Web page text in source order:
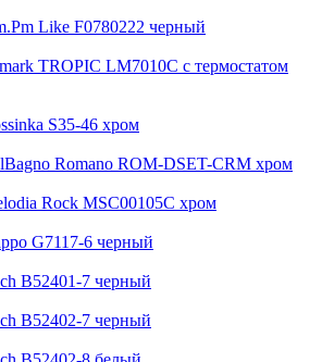
Like F0780222 черный
TROPIC LM7010C с термостатом
S35-46 хром
Romano ROM-DSET-CRM хром
Rock MSC00105С хром
G7117-6 черный
В52401-7 черный
В52402-7 черный